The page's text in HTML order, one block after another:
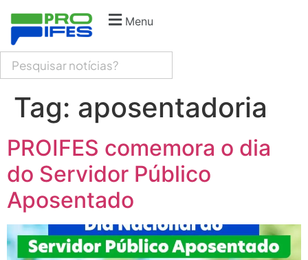
Menu
Tag: aposentadoria
PROIFES comemora o dia
do Servidor Público
Aposentado